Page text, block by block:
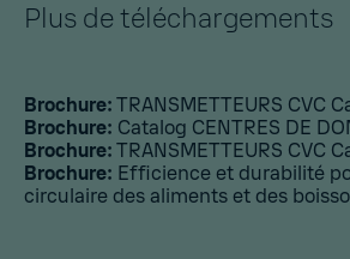
Plus de téléchargements
Brochure:TRANSMETTEURS CVC
Brochure: Catalog CENTRES DE
Brochure:TRANSMETTEURS CVC
Brochure: Efficience et durabilité
circulaire des aliments et des